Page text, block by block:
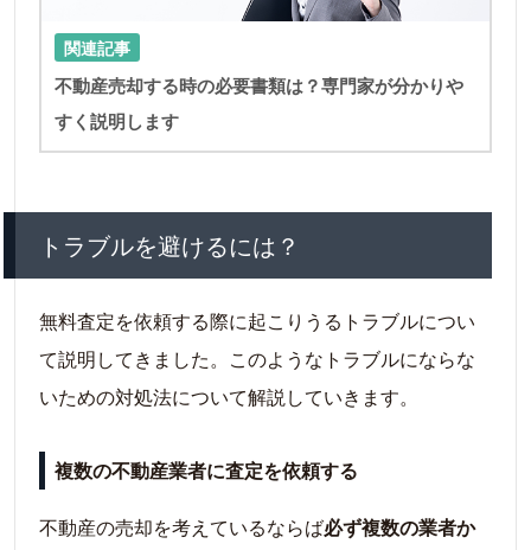
関連記事
不動産売却する時の必要書類は？専門家が分かりや
すく説明します
トラブルを避けるには？
無料査定を依頼する際に起こりうるトラブルについ
て説明してきました。このようなトラブルにならな
いための対処法について解説していきます。
複数の不動産業者に査定を依頼する
不動産の売却を考えているならば必ず複数の業者か